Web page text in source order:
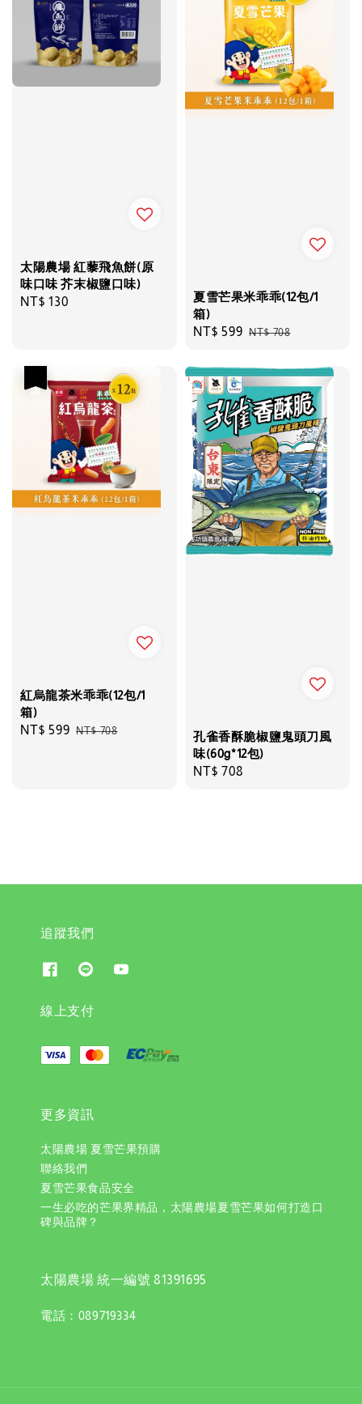
太陽農場 紅藜飛魚餅(原
味口味 芥末椒鹽口味)
Regular
NT$ 130
夏雪芒果米乖乖(12包/1
箱)
Sale
NT$ 599 Regular
NT$ 708
紅烏龍茶米乖乖(12包/1
箱)
Sale
NT$ 599 Regular
NT$ 708
孔雀香酥脆椒鹽鬼頭刀風
味(60g*12包)
Regular
NT$ 708
追蹤我們
線上支付
更多資訊
太陽農場 夏雪芒果預購
聯絡我們
夏雪芒果食品安全
一生必吃的芒果界精品，太陽農場夏雪芒果如何打造口
碑與品牌？
太陽農場 統一編號 81391695
電話：089719334